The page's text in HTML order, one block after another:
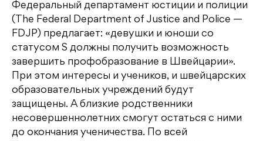
Федеральный департамент юстиции и полиции
(The Federal Department of Justice and Police —
FDJP) предлагает: «девушки и юноши со
статусом S должны получить возможность
завершить профобразование в Швейцарии».
При этом интересы и учеников, и швейцарских
образовательных учреждений будут
защищены. А близкие родственники
несовершеннолетних смогут остаться с ними
до окончания ученичества. По всей